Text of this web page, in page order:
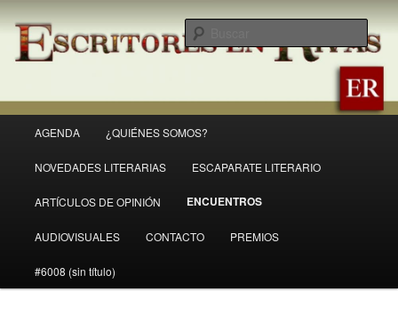
Ir
al
contenido
principal
Ir
al
contenido
secundario
Revista Escritores en Rivas
principal
AGENDA ¿QUIÉNES SOMOS?
NOVEDADES LITERARIAS ESCAPARATE LITERARIO
ARTÍCULOS DE OPINIÓN ENCUENTROS
AUDIOVISUALES CONTACTO PREMIOS
#6008 (sin título)